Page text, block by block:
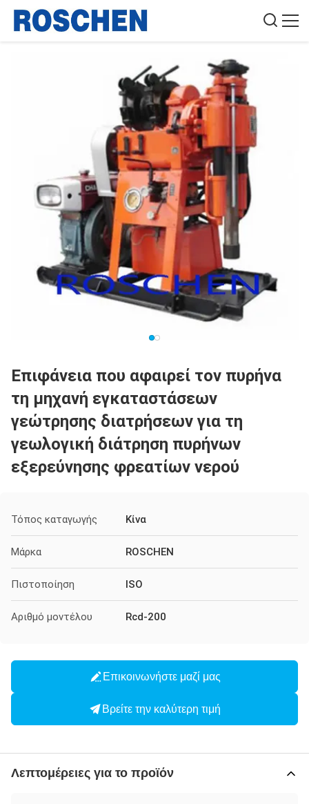
Επιφάνεια που αφαιρεί τον πυρήνα
τη μηχανή εγκαταστάσεων
γεώτρησης διατρήσεων για τη
γεωλογική διάτρηση πυρήνων
εξερεύνησης φρεατίων νερού
Τόπος καταγωγής Κίνα
Μάρκα ROSCHEN
Πιστοποίηση ISO
Αριθμό μοντέλου Rcd-200
Επικοινωνήστε μαζί μας
Βρείτε την καλύτερη τιμή
Λεπτομέρειες για το προϊόν